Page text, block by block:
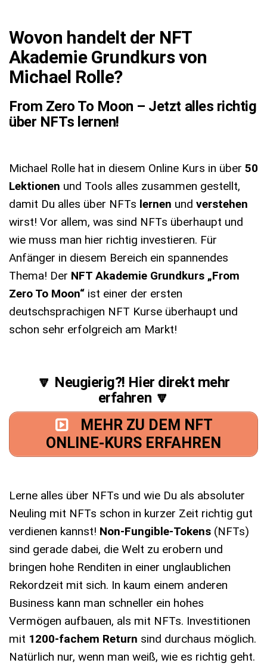
Wovon handelt der NFT
Akademie Grundkurs von
Michael Rolle?
From Zero To Moon – Jetzt alles richtig
über NFTs lernen!
Michael Rolle hat in diesem Online Kurs in über 50
Lektionen und Tools alles zusammen gestellt,
damit Du alles über NFTs lernen und verstehen
wirst! Vor allem, was sind NFTs überhaupt und
wie muss man hier richtig investieren. Für
Anfänger in diesem Bereich ein spannendes
Thema! Der NFT Akademie Grundkurs „From
Zero To Moon“ ist einer der ersten
deutschsprachigen NFT Kurse überhaupt und
schon sehr erfolgreich am Markt!
🔽 Neugierig?! Hier direkt mehr
erfahren 🔽
MEHR ZU DEM NFT
ONLINE-KURS ERFAHREN
Lerne alles über NFTs und wie Du als absoluter
Neuling mit NFTs schon in kurzer Zeit richtig gut
verdienen kannst! Non-Fungible-Tokens (NFTs)
sind gerade dabei, die Welt zu erobern und
bringen hohe Renditen in einer unglaublichen
Rekordzeit mit sich. In kaum einem anderen
Business kann man schneller ein hohes
Vermögen aufbauen, als mit NFTs. Investitionen
mit 1200-fachem Return sind durchaus möglich.
Natürlich nur, wenn man weiß, wie es richtig geht.